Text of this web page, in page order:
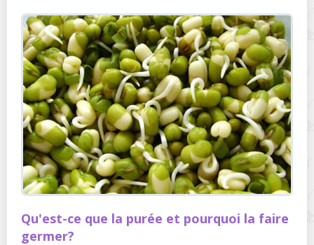
Qu'est-ce que la purée et pourquoi la faire
germer?